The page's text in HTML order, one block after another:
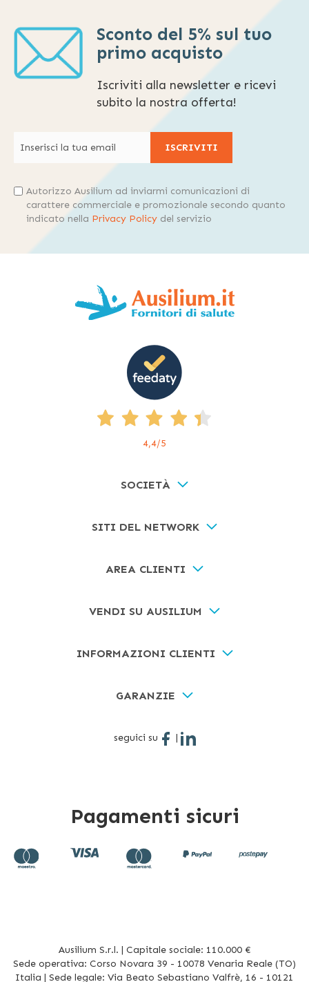
Sconto del 5% sul tuo
primo acquisto
Iscriviti alla newsletter e ricevi
subito la nostra offerta!
ISCRIVITI
Autorizzo Ausilium ad inviarmi comunicazioni di
carattere commerciale e promozionale secondo quanto
indicato nella Privacy Policy del servizio
4,4/5
SOCIETÀ
SITI DEL NETWORK
AREA CLIENTI
VENDI SU AUSILIUM
INFORMAZIONI CLIENTI
GARANZIE
seguici su |
Pagamenti sicuri
Ausilium S.r.l. | Capitale sociale: 110.000 €
Sede operativa: Corso Novara 39 - 10078 Venaria Reale (TO)
Italia | Sede legale: Via Beato Sebastiano Valfrè, 16 - 10121